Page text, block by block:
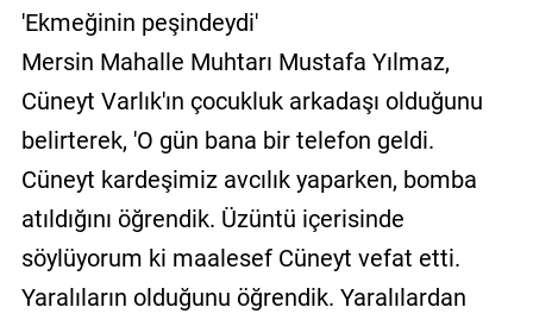
'Ekmeğinin peşindeydi'
Mersin Mahalle Muhtarı Mustafa Yılmaz,
Cüneyt Varlık'ın çocukluk arkadaşı olduğunu
belirterek, 'O gün bana bir telefon geldi.
Cüneyt kardeşimiz avcılık yaparken, bomba
atıldığını öğrendik. Üzüntü içerisinde
söylüyorum ki maalesef Cüneyt vefat etti.
Yaralıların olduğunu öğrendik. Yaralılardan